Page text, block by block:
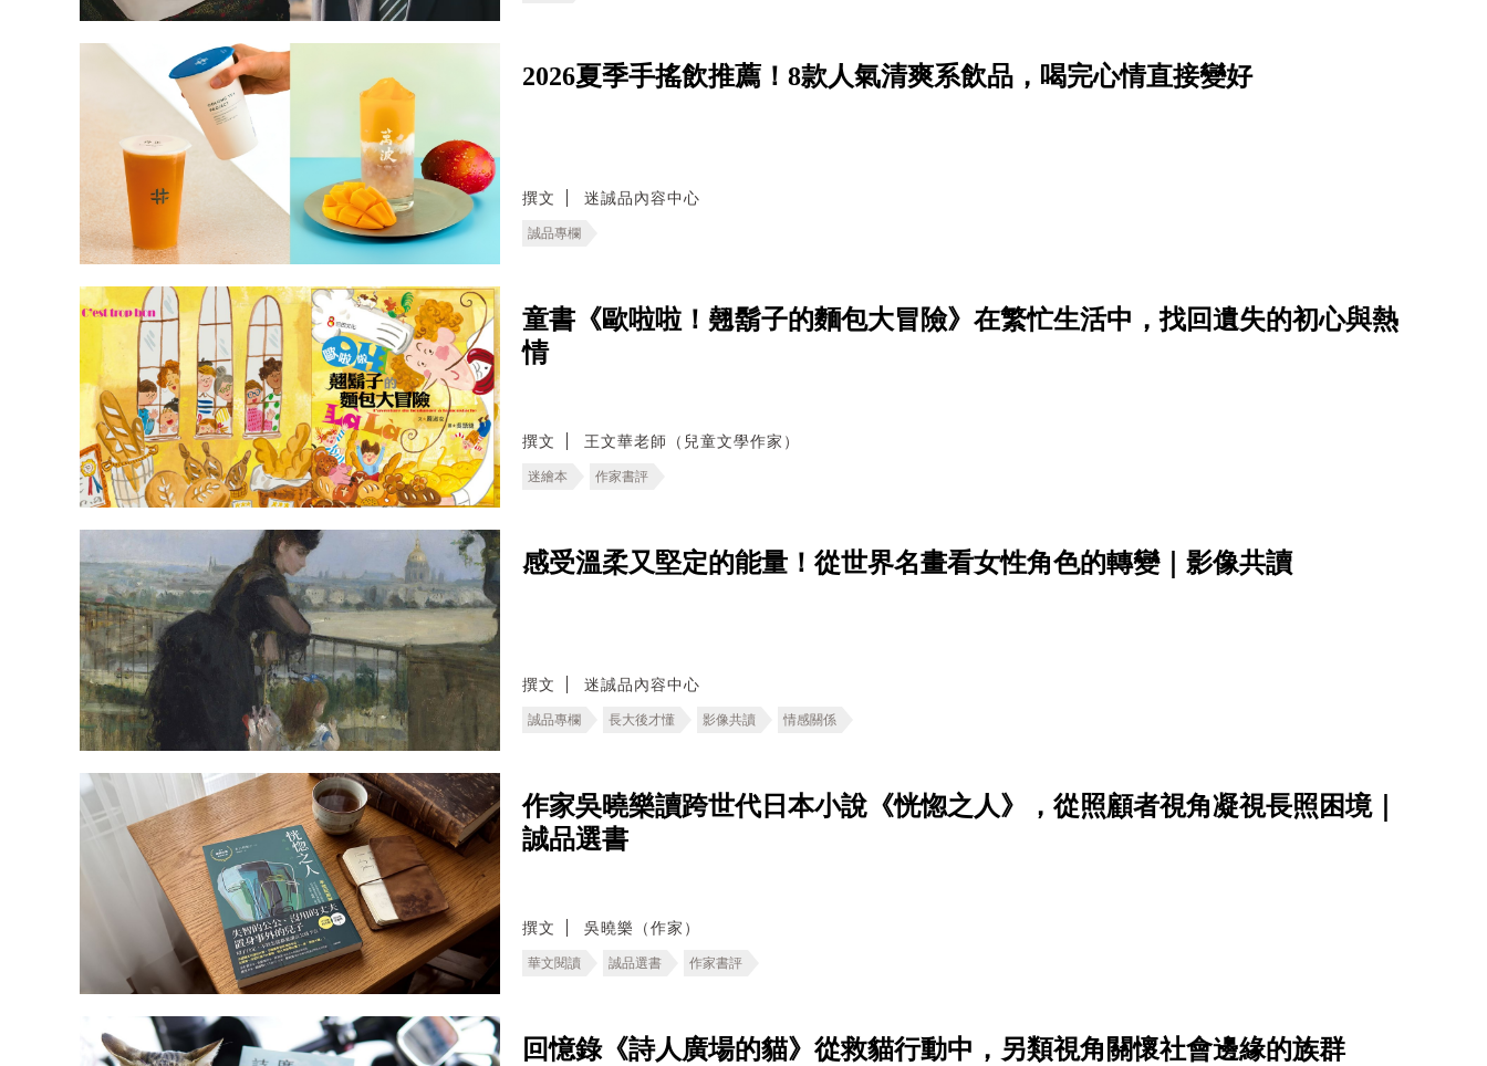
2026夏季手搖飲推薦！8款人氣清爽系飲品，喝完心情直接變好
撰文 迷誠品內容中心
誠品專欄
童書《歐啦啦！翹鬍子的麵包大冒險》在繁忙生活中，找回遺失的初心與熱
情
撰文 王文華老師（兒童文學作家）
迷繪本 作家書評
感受溫柔又堅定的能量！從世界名畫看女性角色的轉變｜影像共讀
撰文 迷誠品內容中心
誠品專欄 長大後才懂 影像共讀 情感關係
作家吳曉樂讀跨世代日本小說《恍惚之人》，從照顧者視角凝視長照困境｜
誠品選書
撰文 吳曉樂（作家）
華文閱讀 誠品選書 作家書評
回憶錄《詩人廣場的貓》從救貓行動中，另類視角關懷社會邊緣的族群